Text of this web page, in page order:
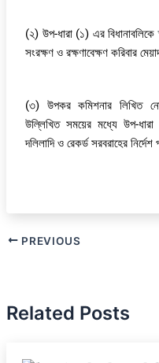
(২) উপ-ধারা (১) এর বিধানাবলিকে
সংরক্ষণ ও রক্ষণাবেক্ষণ করিবার
(৩) উপকর কমিশনার লিখিত
উল্লিখিত সময়ের মধ্যে উপ-
দলিলাদি ও রেকর্ড সরবরাহের
PREVIOUS
Related Posts